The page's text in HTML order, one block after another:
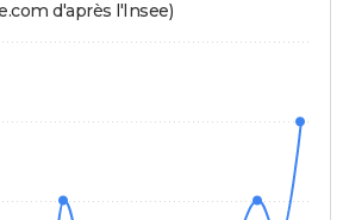
d'après l'Insee)